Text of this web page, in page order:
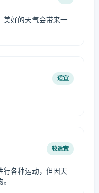
美好的天气会带来一
适宜
较适宜
行各种运动，但因天